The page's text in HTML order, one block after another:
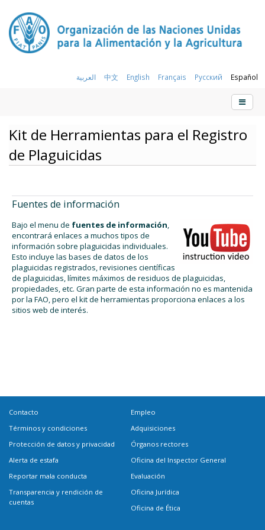
العربية 中文 English Français Русский Español
Kit de Herramientas para el Registro
de Plaguicidas
Fuentes de información
Bajo el menu de fuentes de información,
encontrará enlaces a muchos tipos de
información sobre plaguicidas individuales.
Esto incluye las bases de datos de los
plaguicidas registrados, revisiones científicas
de plaguicidas, límites máximos de residuos de plaguicidas,
propiedades, etc. Gran parte de esta información no es mantenida
por la FAO, pero el kit de herramientas proporciona enlaces a los
sitios web de interés.
Contacto
Términos y condiciones
Protección de datos y privacidad
Alerta de estafa
Reportar mala conducta
Transparencia y rendición de
cuentas
Empleo
Adquisiciones
Órganos rectores
Oficina del Inspector General
Evaluación
Oficina Jurídica
Oficina de Ética